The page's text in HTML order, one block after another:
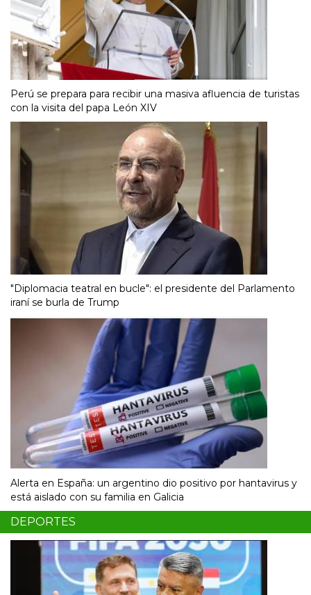
Perú se prepara para recibir una masiva afluencia de turistas
con la visita del papa León XIV
"Diplomacia teatral en bucle": el presidente del Parlamento
iraní se burla de Trump
Alerta en España: un argentino dio positivo por hantavirus y
está aislado con su familia en Galicia
DEPORTES